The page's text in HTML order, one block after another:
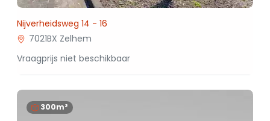
Nijverheidsweg 14 - 16
7021BX Zelhem
Vraagprijs niet beschikbaar
300m²